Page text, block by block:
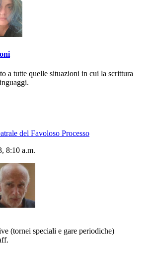
a tutte quelle situazioni in cui la scrittura
del Favoloso Processo
8:10 a.m.
(tornei speciali e gare periodiche)